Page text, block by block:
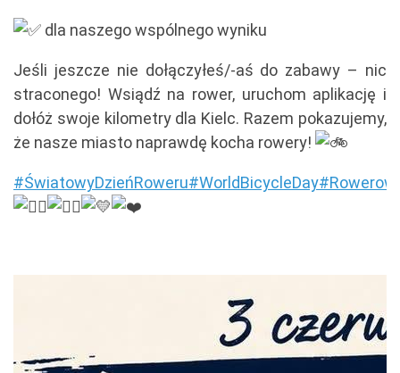
dla naszego wspólnego wyniku
Jeśli jeszcze nie dołączyłeś/-aś do zabawy – nic
straconego! Wsiądź na rower, uruchom aplikację i
dołóż swoje kilometry dla Kielc. Razem pokazujemy,
że nasze miasto naprawdę kocha rowery!
#ŚwiatowyDzieńRoweru#WorldBicycleDay